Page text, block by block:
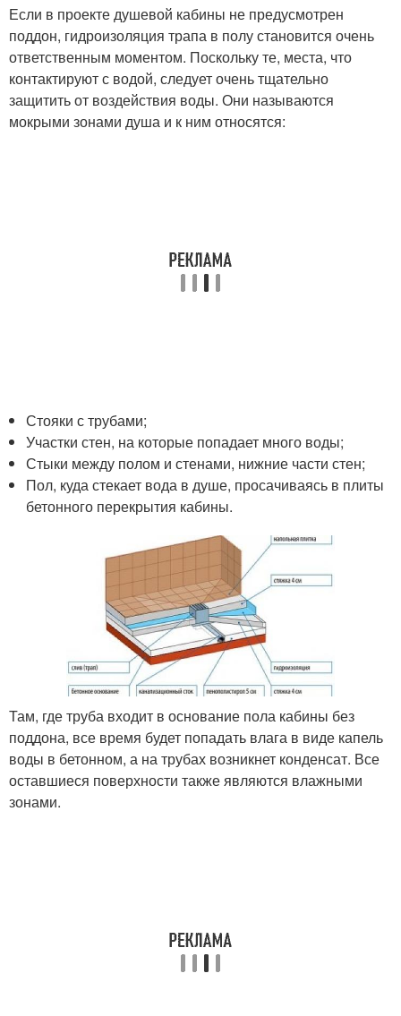
Если в проекте душевой кабины не предусмотрен
поддон, гидроизоляция трапа в полу становится очень
ответственным моментом. Поскольку те, места, что
контактируют с водой, следует очень тщательно
защитить от воздействия воды. Они называются
мокрыми зонами душа и к ним относятся:
Стояки с трубами;
Участки стен, на которые попадает много воды;
Стыки между полом и стенами, нижние части стен;
Пол, куда стекает вода в душе, просачиваясь в плиты
бетонного перекрытия кабины.
Там, где труба входит в основание пола кабины без
поддона, все время будет попадать влага в виде капель
воды в бетонном, а на трубах возникнет конденсат. Все
оставшиеся поверхности также являются влажными
зонами.